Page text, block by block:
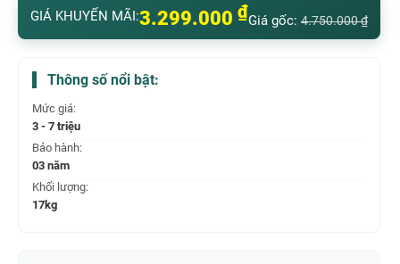
GIÁ KHUYẾN MÃI:3.299.000 ₫Giá gốc: 4.750.000₫
Thông số nổi bật:
Mức giá:
3 - 7 triệu
Bảo hành:
03 năm
Khối lượng:
17kg